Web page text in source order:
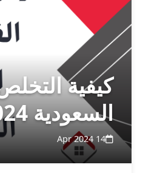
كيفية
السعودية 2024؟
14 Apr 2024